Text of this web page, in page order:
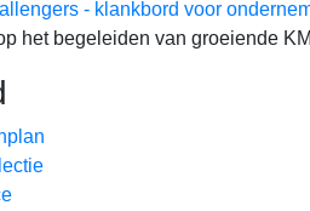
het begeleiden van groeiende